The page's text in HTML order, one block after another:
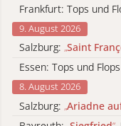
Frankfurt: Tops und
9. August 2026
Salzburg: „Saint
Essen: Tops und
8. August 2026
Salzburg: „Ariadne